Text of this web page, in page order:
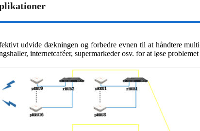
udvide dækningen og forbedre evnen til at håndtere
internetcaféer, supermarkeder osv. for at løse